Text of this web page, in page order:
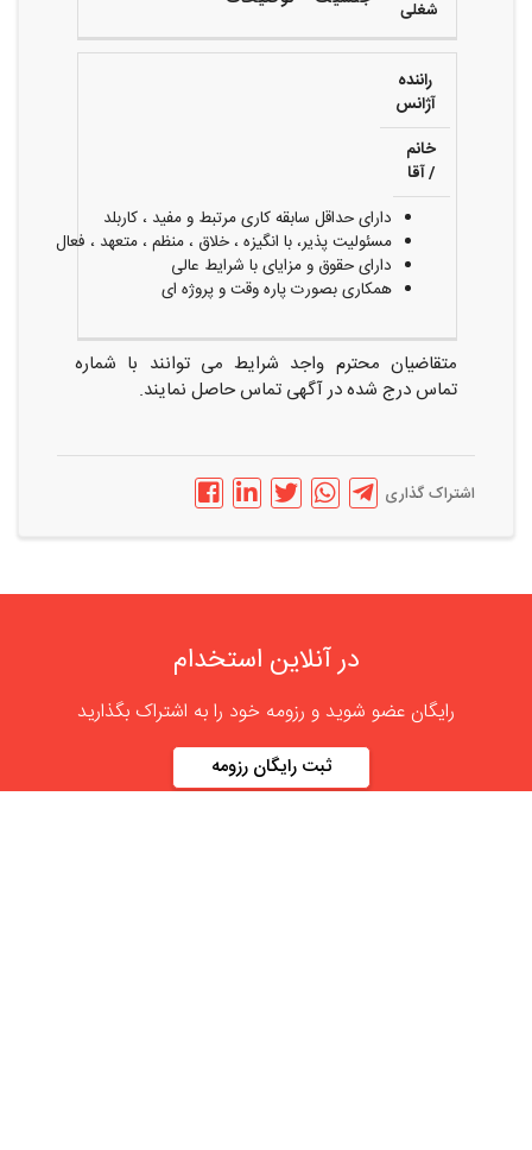
شغلی
راننده
آژانس
خانم
/ آقا
دارای حداقل سابقه کاری مرتبط و مفید ، کاربلد
مسئولیت پذیر، با انگیزه ، خلاق ، منظم ، متعهد ، فعال
دارای حقوق و مزایای با شرایط عالی
همکاری بصورت پاره وقت و پروژه ای
متقاضیان محترم واجد شرایط می توانند با شماره
تماس درج شده در آگهی تماس حاصل نمایند.
اشتراک گذاری
در آنلاین استخدام
رایگان عضو شوید و رزومه خود را به اشتراک بگذارید
ثبت رایگان رزومه